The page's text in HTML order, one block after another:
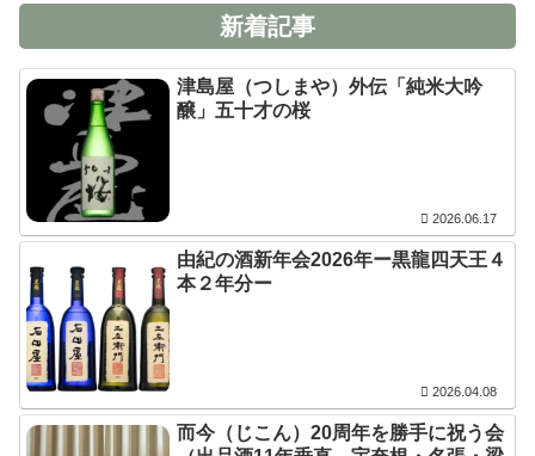
新着記事
津島屋（つしまや）外伝「純米大吟
醸」五十才の桜
2026.06.17
由紀の酒新年会2026年ー黒龍四天王４
本２年分ー
2026.04.08
而今（じこん）20周年を勝手に祝う会